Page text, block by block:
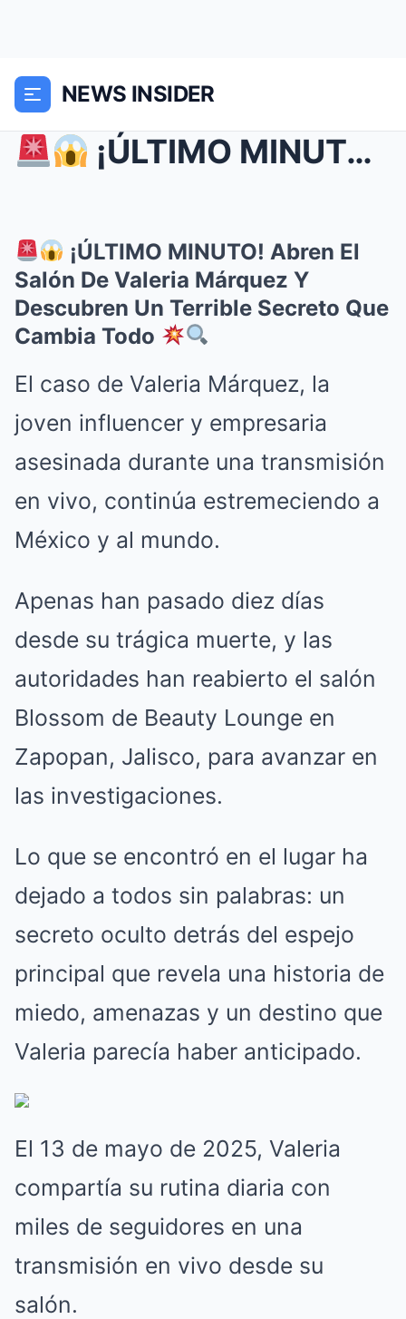
NEWS INSIDER
¡ÚLTIMO MINUTO! Abren El Salón De Valeria Márqu...
¡ÚLTIMO MINUTO! Abren El
Salón De Valeria Márquez Y
Descubren Un Terrible Secreto Que
Cambia Todo
El caso de Valeria Márquez, la
joven influencer y empresaria
asesinada durante una transmisión
en vivo, continúa estremeciendo a
México y al mundo.
Apenas han pasado diez días
desde su trágica muerte, y las
autoridades han reabierto el salón
Blossom de Beauty Lounge en
Zapopan, Jalisco, para avanzar en
las investigaciones.
Lo que se encontró en el lugar ha
dejado a todos sin palabras: un
secreto oculto detrás del espejo
principal que revela una historia de
miedo, amenazas y un destino que
Valeria parecía haber anticipado.
El 13 de mayo de 2025, Valeria
compartía su rutina diaria con
miles de seguidores en una
transmisión en vivo desde su
salón.